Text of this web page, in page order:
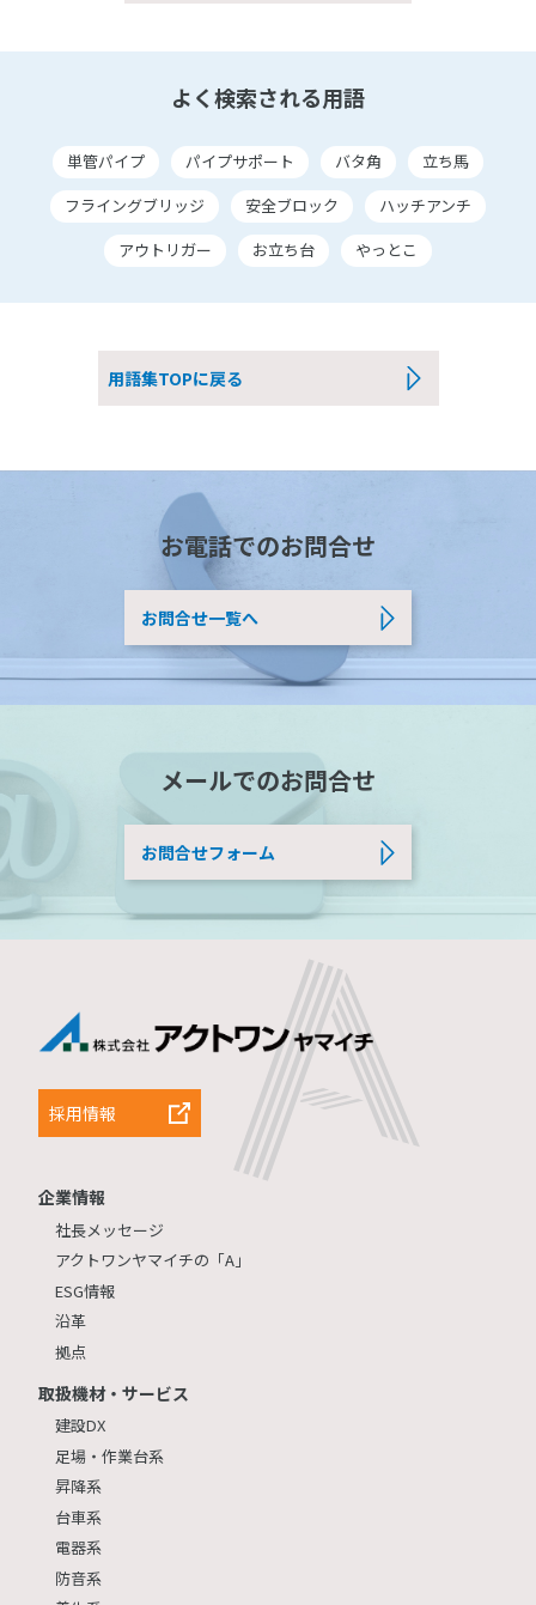
よく検索される用語
単管パイプ パイプサポート バタ角
立ち馬
フライングブリッジ
安全ブロック
ハッチアンチ
アウトリガー
お立ち台 やっとこ
用語集TOPに戻る
お電話でのお問合せ
お問合せ一覧へ
メールでのお問合せ
お問合せフォーム
採用情報
企業情報
社長メッセージ
アクトワンヤマイチの「A」
ESG情報
沿革
拠点
取扱機材・サービス
建設DX
足場・作業台系
昇降系
台車系
電器系
防音系